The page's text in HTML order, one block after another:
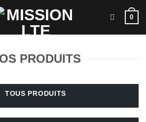
0
PRODUITS
TOUS PRODUITS